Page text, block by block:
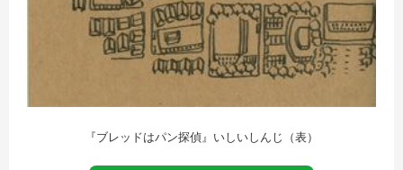
『ブレッドはパン探偵』いしいしんじ（表）